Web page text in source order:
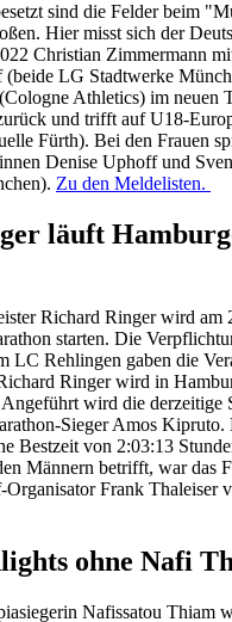
sind die Felder beim
Hier misst sich der
Christian Zimmermann
LG Stadtwerke
Athletics) im neuen
und trifft auf U18-
Fürth). Bei den Frauen
Denise Uphoff und
Zu den Meldelisten.
läuft
Richard Ringer wird am
starten. Die
LC Rehlingen gaben die
Ringer wird in
wird die derzeitige
Sieger Amos Kipruto.
Bestzeit von 2:03:13
Männern betrifft, war das
Frank Thaleiser
ohne Nafi
Nafissatou Thiam